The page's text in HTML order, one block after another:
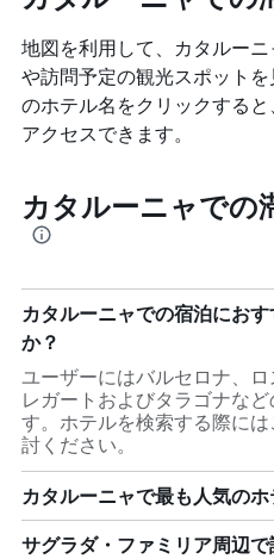
地図を利用して、カタルー
や訪問予定の観光スポット
のホテル名をクリックする
アクセスできます。
カタルーニャでの
カタルーニャでの宿泊にお
か？
ユーザーにはバルセロナ、
レガートおよびタラゴナな
す。ホテルを検索する際に
討ください。
カタルーニャで最も人気の
サグラダ・ファミリア周辺